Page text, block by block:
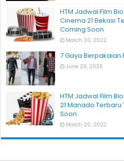
HTM Jadwal Film
Cinema 21 Bekasi
Coming Soon
March 20, 2022
7 Gaya Berpakaian
June 29, 2026
HTM Jadwal Film
21 Manado
Soon
March 20, 2022